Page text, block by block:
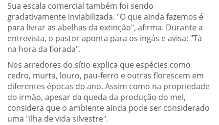
Sua escala comercial também foi sendo
gradativamente inviabilizada. "O que ainda fazemos é
para livrar as abelhas da extinção", afirma. Durante a
entrevista, o pastor aponta para os ingás e avisa: "Tá
na hora da florada".
Nos arredores do sítio explica que espécies como
cedro, murta, louro, pau-ferro e outras florescem em
diferentes épocas do ano. Assim como na propriedade
do irmão, apesar da queda da produção do mel,
considera que o ambiente ainda pode ser considerado
uma "ilha de vida silvestre".